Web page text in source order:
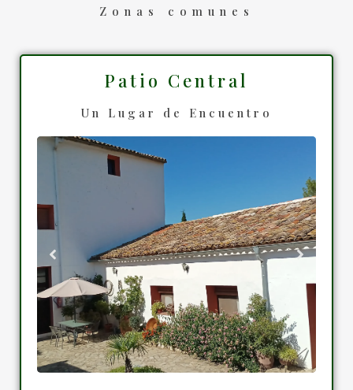
Zonas comunes
Patio Central
Un Lugar de Encuentro